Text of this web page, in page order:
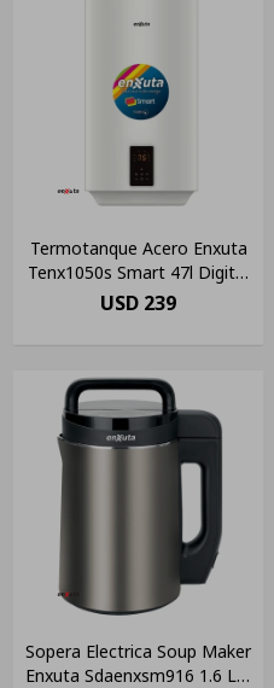
Termotanque Acero Enxuta
Tenx1050s Smart 47l Digital
Ltc
USD 239
Sopera Electrica Soup Maker
Enxuta Sdaenxsm916 1.6 Lts